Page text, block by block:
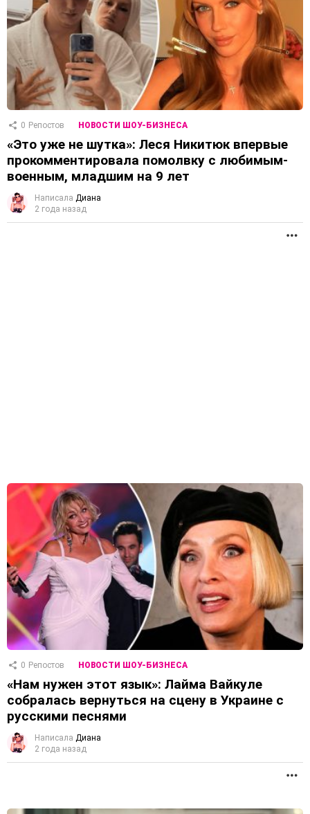
0 Репостов НОВОСТИ ШОУ-БИЗНЕСА
«Это уже не шутка»: Леся Никитюк впервые
прокомментировала помолвку с любимым-
военным, младшим на 9 лет
Написала Диана
2 года назад
0 Репостов НОВОСТИ ШОУ-БИЗНЕСА
«Нам нужен этот язык»: Лайма Вайкуле
собралась вернуться на сцену в Украине с
русскими песнями
Написала Диана
2 года назад